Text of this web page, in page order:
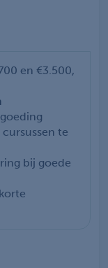
nodig
veilig en
werk je aan
en €3.500,
te
bij goede